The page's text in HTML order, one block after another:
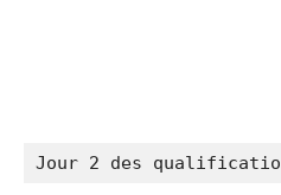
Jour 2 des